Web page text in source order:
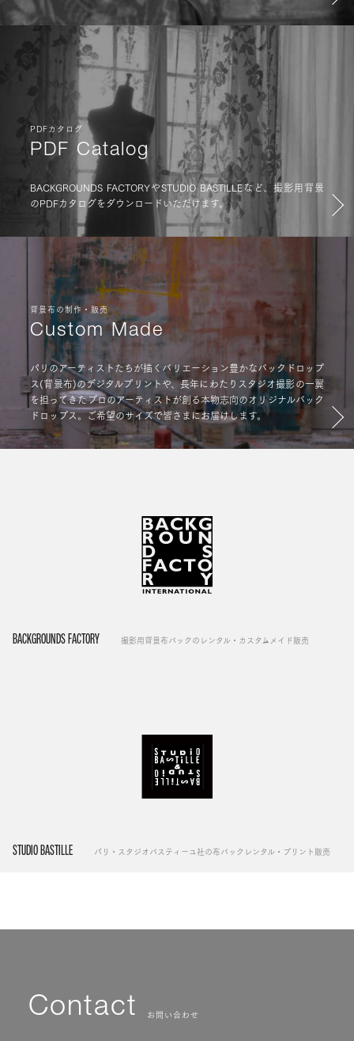
PDFカタログ
PDF Catalog
BACKGROUNDS FACTORYやSTUDIO BASTILLEなど、撮影用背景
のPDFカタログをダウンロードいただけます。
背景布の制作・販売
Custom Made
パリのアーティストたちが描くバリエーション豊かなバックドロップ
ス(背景布)のデジタルプリントや、長年にわたりスタジオ撮影の一翼
を担ってきたプロのアーティストが創る本物志向のオリジナルバック
ドロップス。ご希望のサイズで皆さまにお届けします。
BACKGROUNDS FACTORY 撮影用背景布バックのレンタル・カスタムメイド販売
STUDIO BASTILLE パリ・スタジオバスティーユ社の布バックレンタル・プリント販売
Contact お問い合わせ